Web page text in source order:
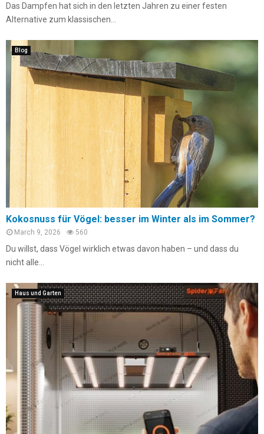
Das Dampfen hat sich in den letzten Jahren zu einer festen
Alternative zum klassischen...
Blog
Kokosnuss für Vögel: besser im Winter als im Sommer?
March 9, 2026 560
Du willst, dass Vögel wirklich etwas davon haben – und dass du
nicht alle...
Haus und Garten